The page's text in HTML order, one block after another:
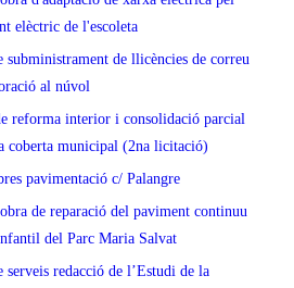
elèctric de l'escoleta
subministrament de llicències de correu
al núvol
reforma interior i consolidació parcial
coberta municipal (2na licitació)
pavimentació c/ Palangre
de reparació del paviment continuu
del Parc Maria Salvat
serveis redacció de l’Estudi de la